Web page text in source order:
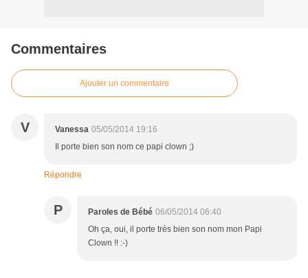
Commentaires
Ajouter un commentaire
V Vanessa 05/05/2014 19:16
Il porte bien son nom ce papi clown ;)
Répondre
P Paroles de Bébé 06/05/2014 06:40
Oh ça, oui, il porte très bien son nom mon Papi
Clown !! :-)